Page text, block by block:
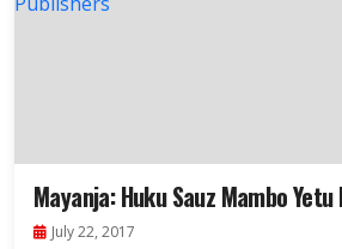
Mayanja: Huku Sauz Mambo
July 22, 2017